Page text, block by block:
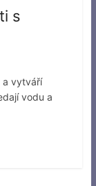
s
a vytváří
vodu a